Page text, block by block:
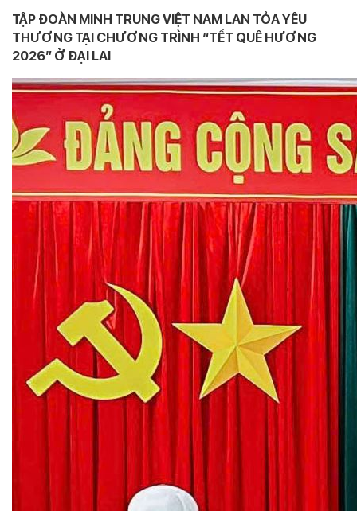
TẬP ĐOÀN MINH TRUNG VIỆT NAM LAN TỎA YÊU
THƯƠNG TẠI CHƯƠNG TRÌNH “TẾT QUÊ HƯƠNG
2026” Ở ĐẠI LAI